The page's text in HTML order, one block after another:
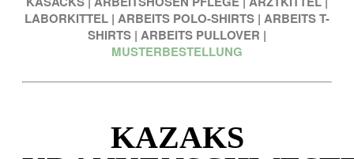
LABORKITTEL | ARBEITS POLO-SHIRTS | ARBEITS T-
SHIRTS | ARBEITS PULLOVER |
MUSTERBESTELLUNG
KAZAKS